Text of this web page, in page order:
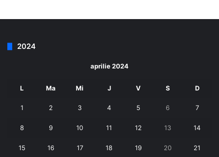
2024
aprilie 2024
L Ma Mi J V S D
1 2 3 4 5 6 7
8 9 10 11 12 13 14
15 16 17 18 19 20 21